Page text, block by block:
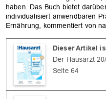
haben. Das Buch bietet
individualisiert anwendbaren
Ernährung, kommentiert von
Dieser Artikel
Der Hausarzt
Seite 64